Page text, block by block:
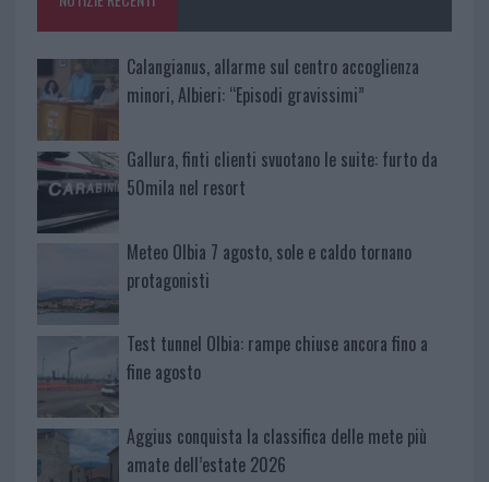
k
Calangianus, allarme sul centro accoglienza
minori, Albieri: “Episodi gravissimi”
Gallura, finti clienti svuotano le suite: furto da
50mila nel resort
Meteo Olbia 7 agosto, sole e caldo tornano
protagonisti
Test tunnel Olbia: rampe chiuse ancora fino a
fine agosto
Aggius conquista la classifica delle mete più
amate dell’estate 2026